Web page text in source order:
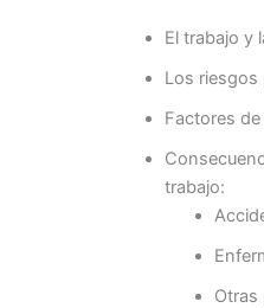
El trabajo y
Los riesgos
Factores
trabajo:
Otras